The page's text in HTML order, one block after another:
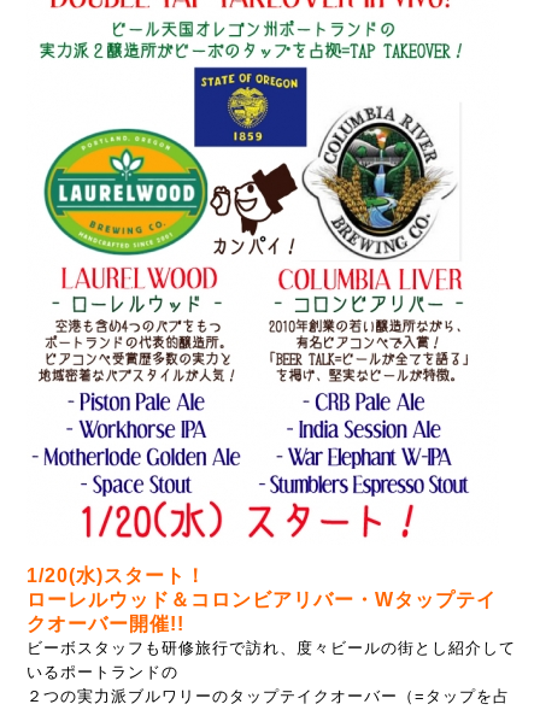
1/20(水)スタート！
ローレルウッド＆コロンビアリバー・Wタップテイ
クオーバー開催!!
ビーボスタッフも研修旅行で訪れ、度々ビールの街とし紹介して
いるポートランドの
２つの実力派ブルワリーのタップテイクオーバー（=タップを占